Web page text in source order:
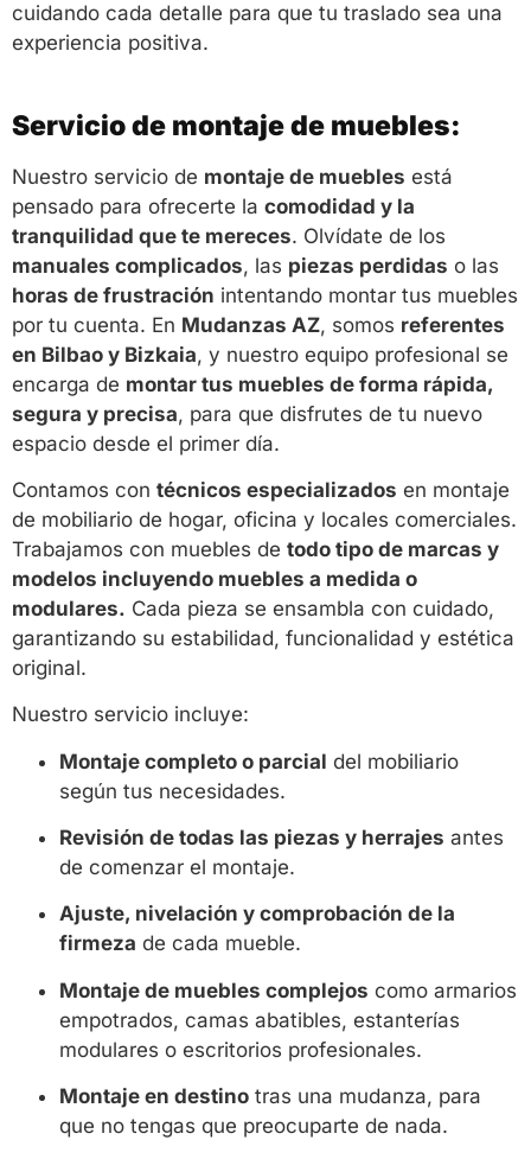
cuidando cada detalle para que tu traslado sea una
experiencia positiva.
Servicio de montaje de muebles:
Nuestro servicio de montaje de muebles está
pensado para ofrecerte la comodidad y la
tranquilidad que te mereces. Olvídate de los
manuales complicados, las piezas perdidas o las
horas de frustración intentando montar tus muebles
por tu cuenta. En Mudanzas AZ, somos referentes
en Bilbao y Bizkaia, y nuestro equipo profesional se
encarga de montar tus muebles de forma rápida,
segura y precisa, para que disfrutes de tu nuevo
espacio desde el primer día.
Contamos con técnicos especializados en montaje
de mobiliario de hogar, oficina y locales comerciales.
Trabajamos con muebles de todo tipo de marcas y
modelos incluyendo muebles a medida o
modulares. Cada pieza se ensambla con cuidado,
garantizando su estabilidad, funcionalidad y estética
original.
Nuestro servicio incluye:
Montaje completo o parcial del mobiliario
según tus necesidades.
Revisión de todas las piezas y herrajes antes
de comenzar el montaje.
Ajuste, nivelación y comprobación de la
firmeza de cada mueble.
Montaje de muebles complejos como armarios
empotrados, camas abatibles, estanterías
modulares o escritorios profesionales.
Montaje en destino tras una mudanza, para
que no tengas que preocuparte de nada.